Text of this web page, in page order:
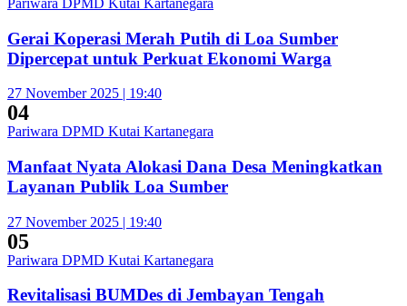
Gerai Koperasi Merah Putih di Loa Sumber
Dipercepat untuk Perkuat Ekonomi Warga
27 November 2025 | 19:40
04
Pariwara DPMD Kutai Kartanegara
Manfaat Nyata Alokasi Dana Desa Meningkatkan
Layanan Publik Loa Sumber
27 November 2025 | 19:40
05
Pariwara DPMD Kutai Kartanegara
Revitalisasi BUMDes di Jembayan Tengah